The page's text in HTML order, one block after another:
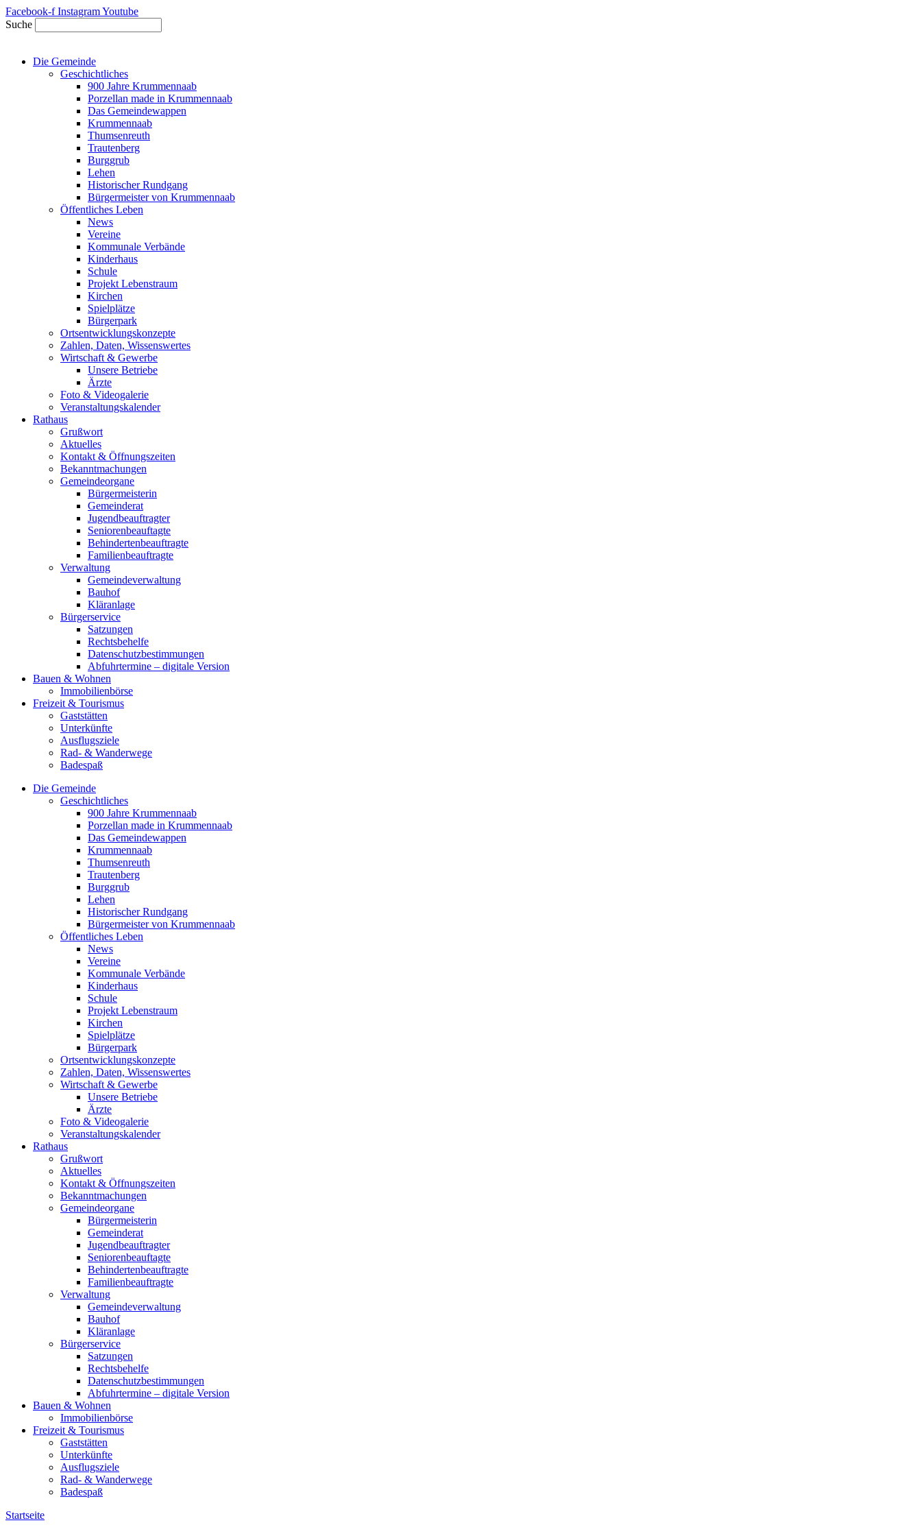
Zum
Inhalt
springen
Facebook-f InstagramYoutube
Suche
Die Gemeinde
Geschichtliches
900 Jahre Krummennaab
Porzellan made in Krummennaab
Das Gemeindewappen
Krummennaab
Thumsenreuth
Trautenberg
Burggrub
Lehen
Historischer Rundgang
Bürgermeister von Krummennaab
Öffentliches Leben
News
Vereine
Kommunale Verbände
Kinderhaus
Schule
Projekt Lebenstraum
Kirchen
Spielplätze
Bürgerpark
Ortsentwicklungskonzepte
Zahlen, Daten, Wissenswertes
Wirtschaft & Gewerbe
Unsere Betriebe
Ärzte
Foto & Videogalerie
Veranstaltungskalender
Rathaus
Grußwort
Aktuelles
Kontakt & Öffnungszeiten
Bekanntmachungen
Gemeindeorgane
Bürgermeisterin
Gemeinderat
Jugendbeauftragter
Seniorenbeauftagte
Behindertenbeauftragte
Familienbeauftragte
Verwaltung
Gemeindeverwaltung
Bauhof
Kläranlage
Bürgerservice
Satzungen
Rechtsbehelfe
Datenschutzbestimmungen
Abfuhrtermine – digitale Version
Bauen & Wohnen
Immobilienbörse
Freizeit & Tourismus
Gaststätten
Unterkünfte
Ausflugsziele
Rad- & Wanderwege
Badespaß
Die Gemeinde
Geschichtliches
900 Jahre Krummennaab
Porzellan made in Krummennaab
Das Gemeindewappen
Krummennaab
Thumsenreuth
Trautenberg
Burggrub
Lehen
Historischer Rundgang
Bürgermeister von Krummennaab
Öffentliches Leben
News
Vereine
Kommunale Verbände
Kinderhaus
Schule
Projekt Lebenstraum
Kirchen
Spielplätze
Bürgerpark
Ortsentwicklungskonzepte
Zahlen, Daten, Wissenswertes
Wirtschaft & Gewerbe
Unsere Betriebe
Ärzte
Foto & Videogalerie
Veranstaltungskalender
Rathaus
Grußwort
Aktuelles
Kontakt & Öffnungszeiten
Bekanntmachungen
Gemeindeorgane
Bürgermeisterin
Gemeinderat
Jugendbeauftragter
Seniorenbeauftagte
Behindertenbeauftragte
Familienbeauftragte
Verwaltung
Gemeindeverwaltung
Bauhof
Kläranlage
Bürgerservice
Satzungen
Rechtsbehelfe
Datenschutzbestimmungen
Abfuhrtermine – digitale Version
Bauen & Wohnen
Immobilienbörse
Freizeit & Tourismus
Gaststätten
Unterkünfte
Ausflugsziele
Rad- & Wanderwege
Badespaß
Startseite